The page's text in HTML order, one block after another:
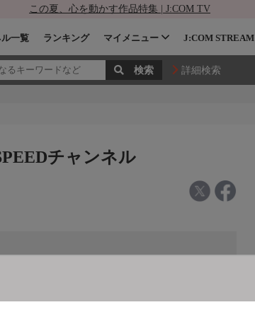
この夏、心を動かす作品特集 | J:COM TV
一覧 ランキング マイメニュー J:COM STREAM
詳細検索
チャンネル